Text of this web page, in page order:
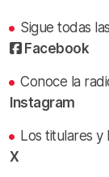
Sigue todas
Facebook
Conoce la
Instagram
Los titulares y
X